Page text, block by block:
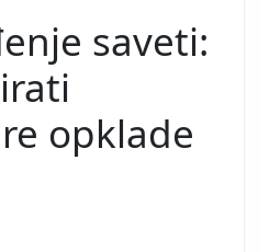
saveti:
opklade